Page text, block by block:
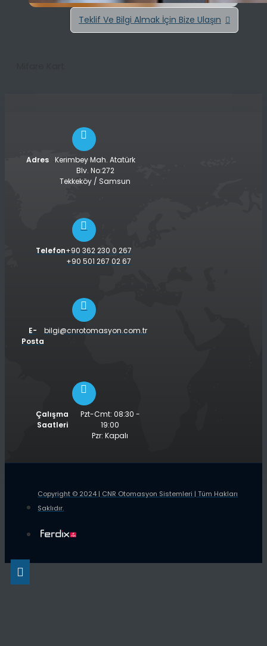
Teklif Ve Bilgi Almak İçin Bize Ulaşın
Adres
Kerimbey Mah. Atatürk
Blv. No:272
Tekkeköy / Samsun
Telefon+90 362 230 0 267
+90 501 267 02 67
E-
Posta
bilgi@cnrotomasyon.com.tr
Çalışma
Saatleri
Pzt-Cmt: 08:30 -
19:00
Pzr: Kapalı
Copyright © 2024 | CNR Otomasyon Sistemleri | Tüm Hakları
Saklıdır.